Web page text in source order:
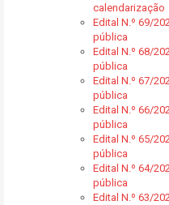
calendarização
Edital N.º 69/
pública
Edital N.º 68/
pública
Edital N.º 67/
pública
Edital N.º 66/
pública
Edital N.º 65/
pública
Edital N.º 64/
pública
Edital N.º 63/